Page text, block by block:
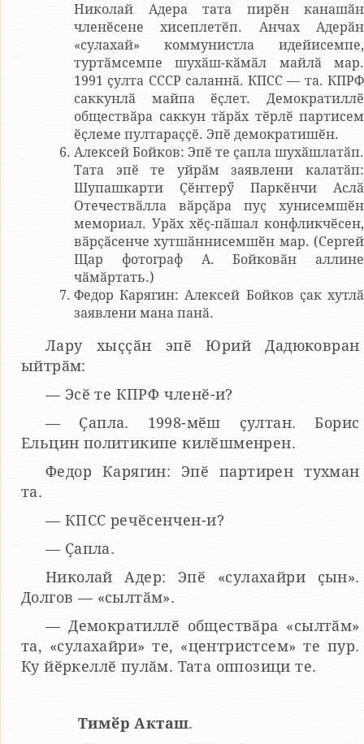
Николай Адера тата пирӗн канашӑн
членӗсене хисеплетӗп. Анчах Адерӑн
«сулахай» коммунистла идейисемпе,
туртӑмсемпе шухӑш-кӑмӑл майлӑ мар.
1991 ҫулта СССР саланнӑ. КПСС — та. КПРФ
саккунлӑ майпа ӗҫлет. Демократиллӗ
обществӑра саккун тӑрӑх тӗрлӗ партисем
ӗҫлеме пултараҫҫӗ. Эпӗ демократишӗн.
Алексей Бойков: Эпӗ те ҫапла шухӑшлатӑп.
Тата эпӗ те уйрӑм заявлени калатӑп:
Шупашкарти Ҫӗнтерӳ Паркӗнчи Аслӑ
Отечествӑлла вӑрҫӑра пуҫ хунисемшӗн
мемориал. Урӑх хӗҫ-пӑшал конфликчӗсен,
вӑрҫӑсенче хутшӑннисемшӗн мар. (Сергей
Щар фотограф А. Бойковӑн аллине
чӑмӑртать.)
Федор Карягин: Алексей Бойков ҫак хутлӑ
заявлени мана панӑ.
Лару хыҫҫӑн эпӗ Юрий Дадюковран
ыйтрӑм:
— Эсӗ те КПРФ членӗ-и?
— Ҫапла. 1998-мӗш ҫултан. Борис
Ельцин политикипе килӗшменрен.
Федор Карягин: Эпӗ партирен тухман
та.
— КПСС речӗсенчен-и?
— Ҫапла.
Николай Адер: Эпӗ «сулахайри ҫын».
Долгов — «сылтӑм».
— Демократиллӗ обществӑра «сылтӑм»
та, «сулахайри» те, «центристсем» те пур.
Ку йӗркеллӗ пулӑм. Тата оппозици те.
Тимӗр Акташ.